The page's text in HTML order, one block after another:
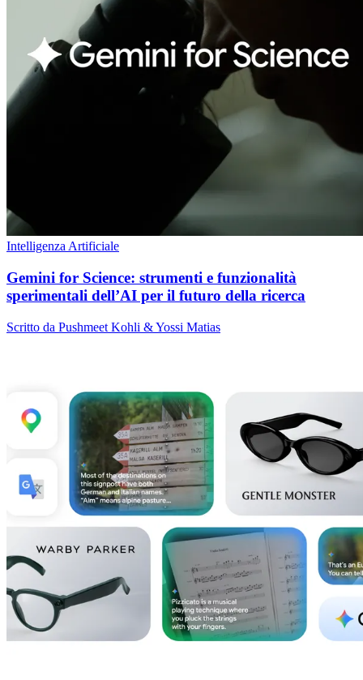
Intelligenza Artificiale
Gemini for Science: strumenti e funzionalità
sperimentali dell’AI per il futuro della ricerca
Scritto da Pushmeet Kohli & Yossi Matias